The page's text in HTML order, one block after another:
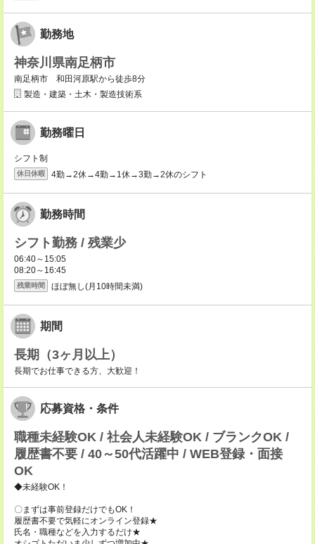
勤務地
神奈川県南足柄市
南足柄市 和田河原駅から徒歩8分
製造・建築・土木・製造技術系
勤務曜日
シフト制
休日休暇 4勤→2休→4勤→1休→3勤→2休のシフト
勤務時間
シフト勤務 / 残業少
06:40～15:05
08:20～16:45
残業時間 ほぼ無し(月10時間未満)
期間
長期（3ヶ月以上）
長期でお仕事できる方、大歓迎！
応募資格・条件
職種未経験OK / 社会人未経験OK / ブランクOK /
履歴書不要 / 40～50代活躍中 / WEB登録・面接
OK
◆未経験OK！
〇まずは事前登録だけでもOK！
履歴書不要で気軽にオンライン登録★
氏名・職種などを入力するだけ★